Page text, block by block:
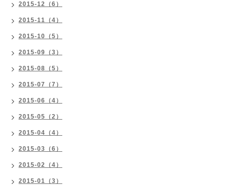
2015-12（6）
2015-11（4）
2015-10（5）
2015-09（3）
2015-08（5）
2015-07（7）
2015-06（4）
2015-05（2）
2015-04（4）
2015-03（6）
2015-02（4）
2015-01（3）